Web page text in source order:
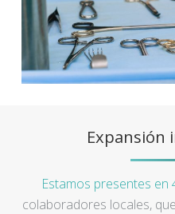
Expansión
Estamos presentes en
colaboradores locales,